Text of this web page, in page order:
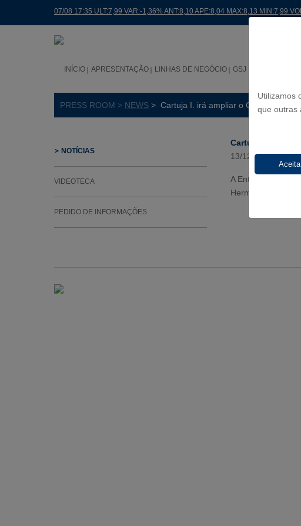
Utilizamos
que outras
07/08 17:35 ULT:7,99 VAR:-1,36% ANT:8,10 APE:8,04 MAX:8,13 MIN:7,99
INÍCIO APRESENTAÇÃO LINHAS DE NEGÓCIO GSJ NO MUNDO
PRESS ROOM > NEWS > Cartuja I. irá ampliar o CEIP El
NOTÍCIAS
VIDEOTECA
PEDIDO DE INFORMAÇÕES
Cartuja I. irá
13/12/2010
A Entidade
Hermanas, Sevilha.